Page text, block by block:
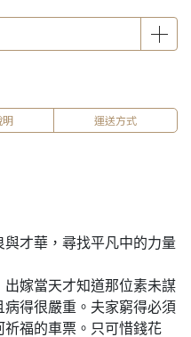
明 運送方式
找平凡中的力量
嫁當天才知道那位素未謀
得很嚴重。夫家窮得必須
福的車票。只可惜錢花